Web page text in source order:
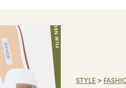
STYLE >